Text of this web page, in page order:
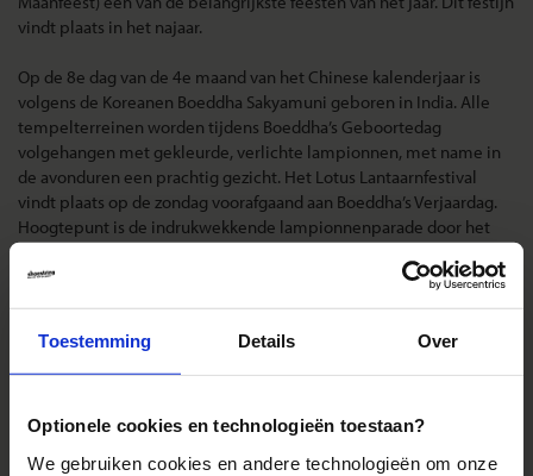
Toestemming Details Over
Optionele cookies en technologieën toestaan?
We gebruiken cookies en andere technologieën om onze
vindt plaats in het najaar.
Op de 8e dag van de 4e maand van het Chinese kalenderjaar is
volgens de Koreanen Boeddha Sakyamuni geboren in India. Alle
tempelterreinen worden tijdens Boeddha’s Geboortedag
volgehangen met gekleurde, verlichte lampionnen, met name in
de avonduren een prachtig gezicht. Het Lotus Lantaarnfestival
vindt plaats op de zondag voorafgaand aan Boeddha’s Verjaardag.
Hoogtepunt is de indrukwekkende lampionnenparade door het
Landinformatie Zuid-Korea